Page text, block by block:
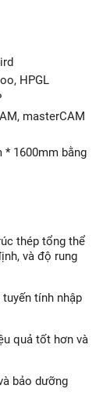
HPGL
masterCAM
* 1600mm bằng
thép tổng thể
và độ rung
tính nhập
quả tốt hơn và
bảo dưỡng